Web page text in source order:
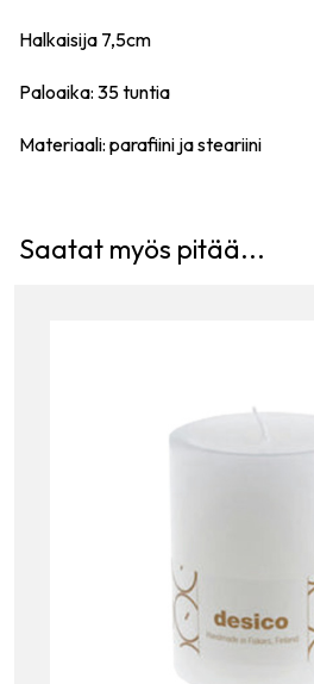
Halkaisija 7,5cm
Paloaika: 35 tuntia
Materiaali: parafiini ja steariini
Saatat myös pitää...